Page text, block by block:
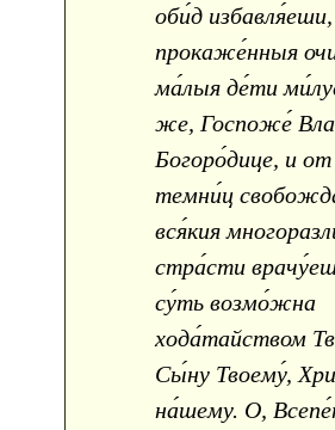
оби́д избавля́еши,
прокаже́нныя
ма́лыя де́ти
же, Госпоже́
Богоро́дице, и от
темни́ц
вся́кия
стра́сти
су́ть возмо́жна
хода́тайством
Сы́ну Твоему́,
на́шему. О,